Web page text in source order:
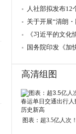
人社部拟发布12
→
关于开展“清朗
的通知
《习近平的文
国务院印发《加
高清组图
图表：超3.5亿人次